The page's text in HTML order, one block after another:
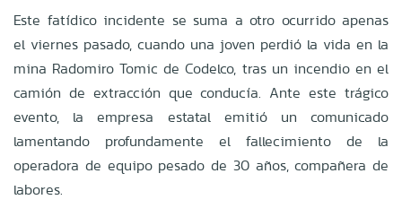
Este fatídico incidente se suma a otro ocurrido apenas
el viernes pasado, cuando una joven perdió la vida en la
mina Radomiro Tomic de Codelco, tras un incendio en el
camión de extracción que conducía. Ante este trágico
evento, la empresa estatal emitió un comunicado
lamentando profundamente el fallecimiento de la
operadora de equipo pesado de 30 años, compañera de
labores.